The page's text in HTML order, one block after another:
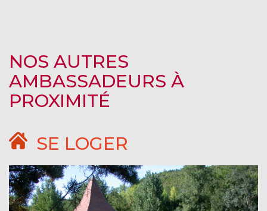
NOS AUTRES
AMBASSADEURS À
PROXIMITÉ
SE LOGER